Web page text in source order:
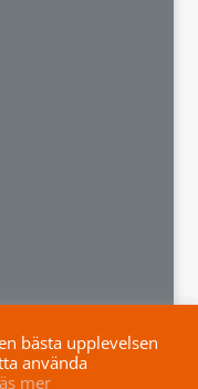
bästa upplevelsen
använda
mer